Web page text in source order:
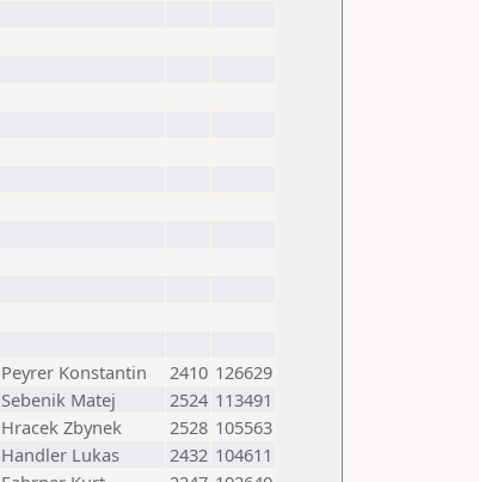
Peyrer Konstantin 2410 126629
Sebenik Matej 2524 113491
Hracek Zbynek 2528 105563
Handler Lukas 2432 104611